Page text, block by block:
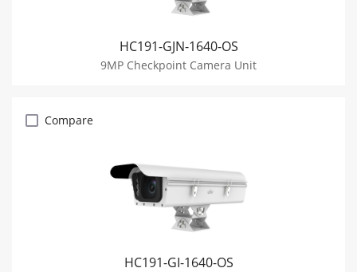
HC191-GJN-1640-OS
9MP Checkpoint Camera Unit
Compare
HC191-GI-1640-OS